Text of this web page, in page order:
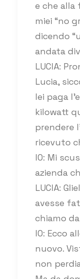
e che
miei “no
dicendo
andata
LUCIA:
Lucia,
lei paga
kilowatt
prendere
ricevuto
IO: Mi
azienda
LUCIA:
avesse
chiamo
IO: Ecco
nuovo.
non